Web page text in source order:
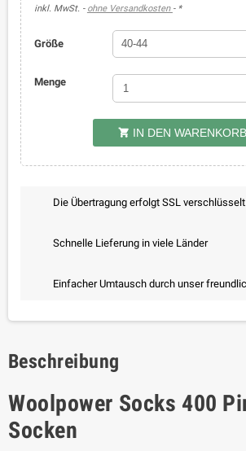
inkl. MwSt. ohne Versandkosten *
Größe
Menge
 IN DEN WARENKORB
Die Übertragung erfolgt SSL
Schnelle Lieferung in viele Länder
Einfacher Umtausch durch unser
Beschreibung
Woolpower Socks 400
Socken